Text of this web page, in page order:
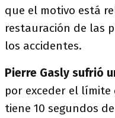
que el motivo está
restauración de las
los accidentes.
Pierre Gasly sufrió
por exceder el límite
tiene 10 segundos